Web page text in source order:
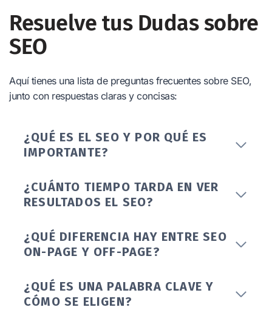
Resuelve tus Dudas sobre
SEO
Aquí tienes una lista de preguntas frecuentes sobre SEO,
junto con respuestas claras y concisas:
¿QUÉ ES EL SEO Y POR QUÉ ES
IMPORTANTE?
¿CUÁNTO TIEMPO TARDA EN VER
RESULTADOS EL SEO?
¿QUÉ DIFERENCIA HAY ENTRE SEO
ON-PAGE Y OFF-PAGE?
¿QUÉ ES UNA PALABRA CLAVE Y
CÓMO SE ELIGEN?